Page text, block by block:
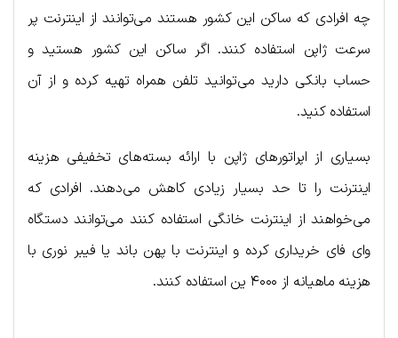
چه افرادی که ساکن این کشور هستند می‌توانند از اینترنت پر
سرعت ژاپن استفاده کنند. اگر ساکن این کشور هستید و
حساب بانکی دارید می‌توانید تلفن همراه تهیه کرده و از آن
استفاده کنید.
بسیاری از اپراتورهای ژاپن با ارائه بسته‌های تخفیفی هزینه
اینترنت را تا حد بسیار زیادی کاهش می‌دهند. افرادی که
می‌خواهند از اینترنت خانگی استفاده کنند می‌توانند دستگاه
وای فای خریداری کرده و اینترنت با پهن باند یا فیبر نوری با
هزینه ماهیانه از ۴۰۰۰ ین استفاده کنند.